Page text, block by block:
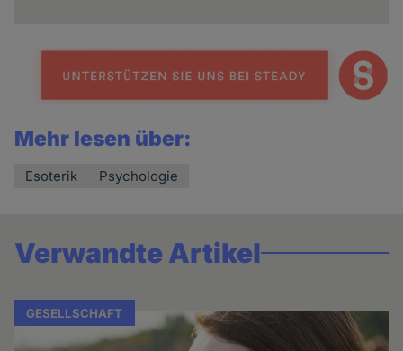
Mehr lesen über:
Esoterik Psychologie
Verwandte Artikel
GESELLSCHAFT